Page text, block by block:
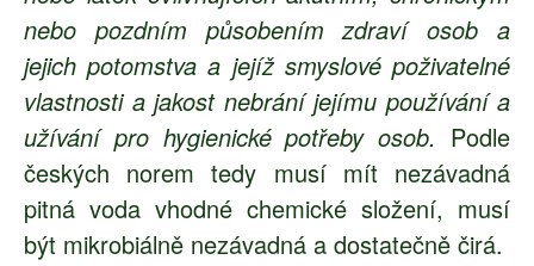
nebo pozdním působením zdraví osob a
jejich potomstva a jejíž smyslové poživatelné
vlastnosti a jakost nebrání jejímu používání a
užívání pro hygienické potřeby osob. Podle
českých norem tedy musí mít nezávadná
pitná voda vhodné chemické složení, musí
být mikrobiálně nezávadná a dostatečně čirá.